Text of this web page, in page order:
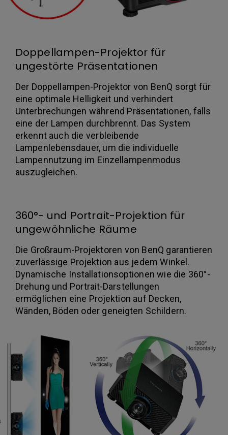
Doppellampen-Projektor für
ungestörte Präsentationen
Der Doppellampen-Projektor von BenQ sorgt für
eine optimale Helligkeit und verhindert
Unterbrechungen während Präsentationen, falls
eine der Lampen durchbrennt. Das System
erkennt auch die verbleibende
Lampenlebensdauer, um die individuelle
Lampennutzung im Einzellampenmodus
auszugleichen.
360°- und Portrait-Projektion für
ungewöhnliche Räume
Die Großraum-Projektoren von BenQ garantieren
zuverlässige Projektion aus jedem Winkel.
Dynamische Installationsoptionen wie die 360°-
Drehung und Portrait-Darstellungen
ermöglichen eine Projektion auf Decken,
Wänden, Böden oder geneigten Schildern.